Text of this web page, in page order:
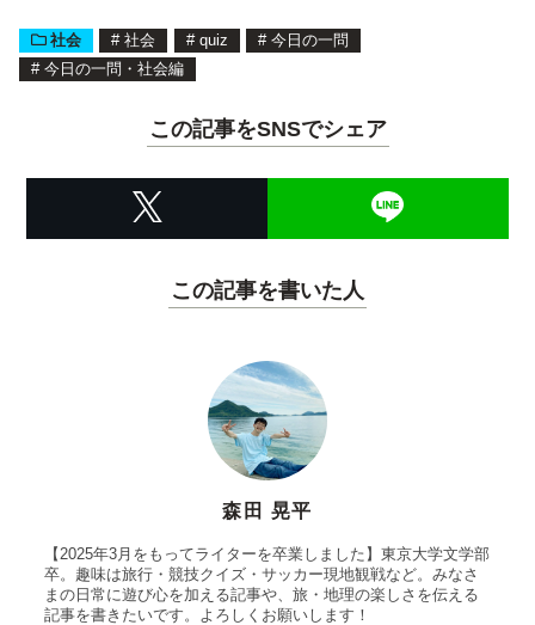
社会 # 社会 # quiz # 今日の一問
# 今日の一問・社会編
この記事をSNSでシェア
この記事を書いた人
森田 晃平
【2025年3月をもってライターを卒業しました】東京大学文学部
卒。趣味は旅行・競技クイズ・サッカー現地観戦など。みなさ
まの日常に遊び心を加える記事や、旅・地理の楽しさを伝える
記事を書きたいです。よろしくお願いします！